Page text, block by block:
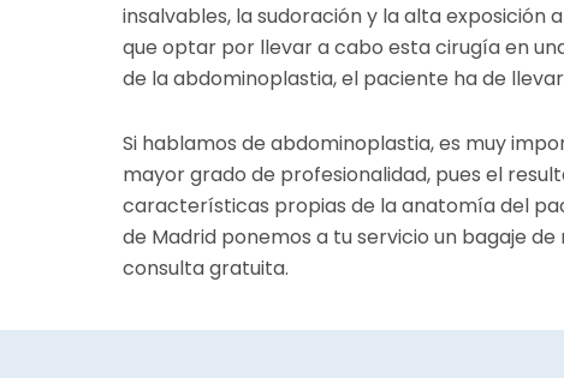
insalvables, la sudoración y la alta exposición
que optar por llevar a cabo esta cirugía en
de la abdominoplastia, el paciente ha de
Si hablamos de abdominoplastia, es muy
mayor grado de profesionalidad, pues el
características propias de la anatomía del
de Madrid ponemos a tu servicio un bagaje
consulta gratuita.